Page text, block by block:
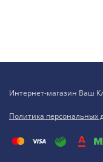
Интернет-магазин Ваш
Политика персональных